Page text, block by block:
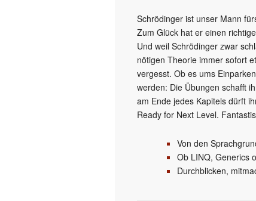
Schrödinger ist unser Mann
Zum Glück hat er einen
Und weil Schrödinger zwar
nötigen Theorie immer sofort
vergesst. Ob es ums
werden: Die Übungen schafft
am Ende jedes Kapitels dürft
Ready for Next Level.
Von den
Ob LINQ, Generics
Durchblicken,